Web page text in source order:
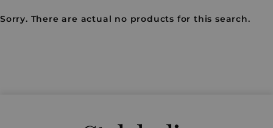
Sorry. There are actual no products for this search.